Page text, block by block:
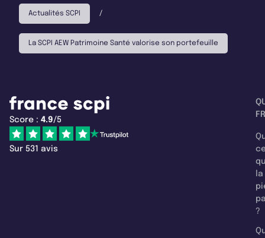
Actualités SCPI /
La SCPI AEW Patrimoine Santé valorise son portefeuille
Score : 4.9/5
Sur 531 avis
la
?